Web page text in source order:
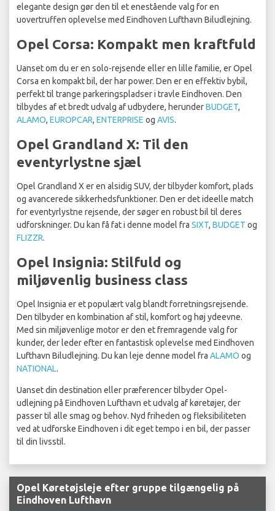
elegante design gør den til et enestående valg for en
uovertruffen oplevelse med Eindhoven Lufthavn Biludlejning.
Opel Corsa: Kompakt men kraftfuld
Uanset om du er en solo-rejsende eller en lille familie, er Opel
Corsa en kompakt bil, der har power. Den er en effektiv bybil,
perfekt til trange parkeringspladser i travle Eindhoven. Den
tilbydes af et bredt udvalg af udbydere, herunderBUDGET,
ALAMO, EUROPCAR, ENTERPRISE og AVIS.
Opel Grandland X: Til den
eventyrlystne sjæl
Opel Grandland X er en alsidig SUV, der tilbyder komfort, plads
og avancerede sikkerhedsfunktioner. Den er det ideelle match
for eventyrlystne rejsende, der søger en robust bil til deres
udforskninger. Du kan få fat i denne model fra SIXT, BUDGET og
FLIZZR.
Opel Insignia: Stilfuld og
miljøvenlig business class
Opel Insignia er et populært valg blandt forretningsrejsende.
Den tilbyder en kombination af stil, komfort og høj ydeevne.
Med sin miljøvenlige motor er den et fremragende valg for
kunder, der leder efter en fantastisk oplevelse med Eindhoven
Lufthavn Biludlejning. Du kan leje denne model fra ALAMO og
NATIONAL.
Uanset din destination eller præferencer tilbyder Opel-
udlejning på Eindhoven Lufthavn et udvalg af køretøjer, der
passer til alle smag og behov. Nyd friheden og fleksibiliteten
ved at udforske Eindhoven i dit eget tempo i en bil, der passer
til din livsstil.
Opel Køretøjsleje efter gruppe tilgængelig på
Eindhoven Lufthavn